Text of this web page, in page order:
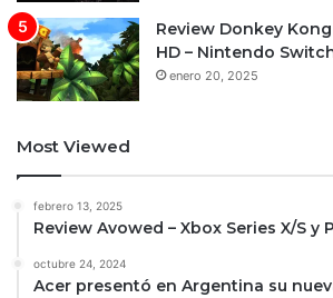
Review Donkey
HD – Nintendo
enero 20, 2025
Most Viewed
febrero 13, 2025
Review Avowed – Xbox Series X/S y
octubre 24, 2024
Acer presentó en Argentina su